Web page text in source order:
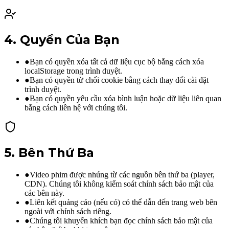
4. Quyền Của Bạn
●Bạn có quyền xóa tất cả dữ liệu cục bộ bằng cách xóa
localStorage trong trình duyệt.
●Bạn có quyền từ chối cookie bằng cách thay đổi cài đặt
trình duyệt.
●Bạn có quyền yêu cầu xóa bình luận hoặc dữ liệu liên quan
bằng cách liên hệ với chúng tôi.
5. Bên Thứ Ba
●Video phim được nhúng từ các nguồn bên thứ ba (player,
CDN). Chúng tôi không kiểm soát chính sách bảo mật của
các bên này.
●Liên kết quảng cáo (nếu có) có thể dẫn đến trang web bên
ngoài với chính sách riêng.
●Chúng tôi khuyến khích bạn đọc chính sách bảo mật của